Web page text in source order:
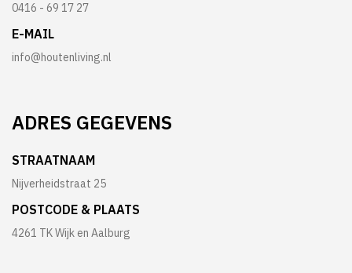
0416 - 69 17 27
E-MAIL
info@houtenliving.nl
ADRES GEGEVENS
STRAATNAAM
Nijverheidstraat 25
POSTCODE & PLAATS
4261 TK Wijk en Aalburg